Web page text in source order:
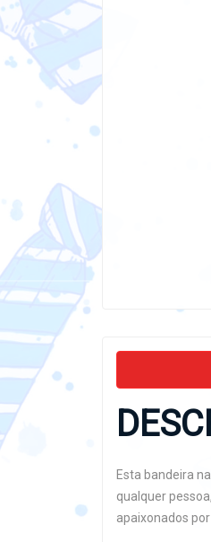
Esta bandeira
qualquer
apaixonados